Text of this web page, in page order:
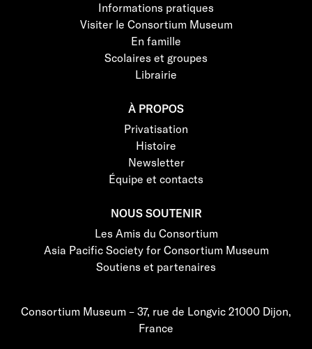
Informations pratiques
Visiter le Consortium Museum
En famille
Scolaires et groupes
Librairie
À PROPOS
Privatisation
Histoire
Newsletter
Équipe et contacts
NOUS SOUTENIR
Les Amis du Consortium
Asia Pacific Society for Consortium Museum
Soutiens et partenaires
Consortium Museum – 37, rue de Longvic 21000 Dijon,
France